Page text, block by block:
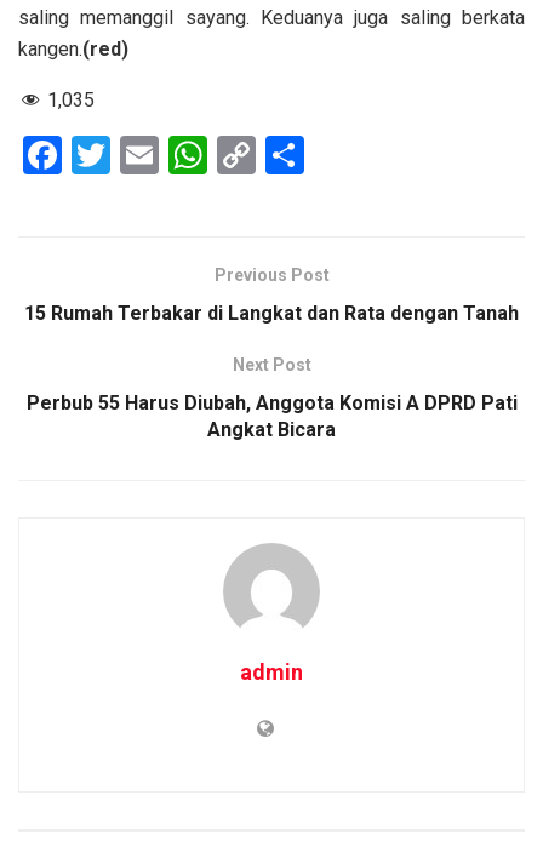
saling memanggil sayang. Keduanya juga saling berkata
kangen.(red)
1,035
F
o
k
T
E
W
s
A
p
C
Li
n
k
e
Previous Post
15 Rumah Terbakar di Langkat dan Rata dengan Tanah
Next Post
Perbub 55 Harus Diubah, Anggota Komisi A DPRD Pati
Angkat Bicara
admin